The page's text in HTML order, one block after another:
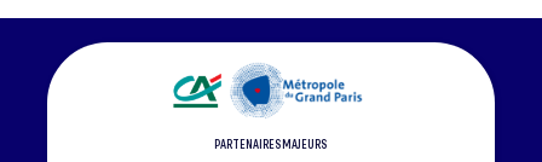
PARTENAIRES MAJEURS